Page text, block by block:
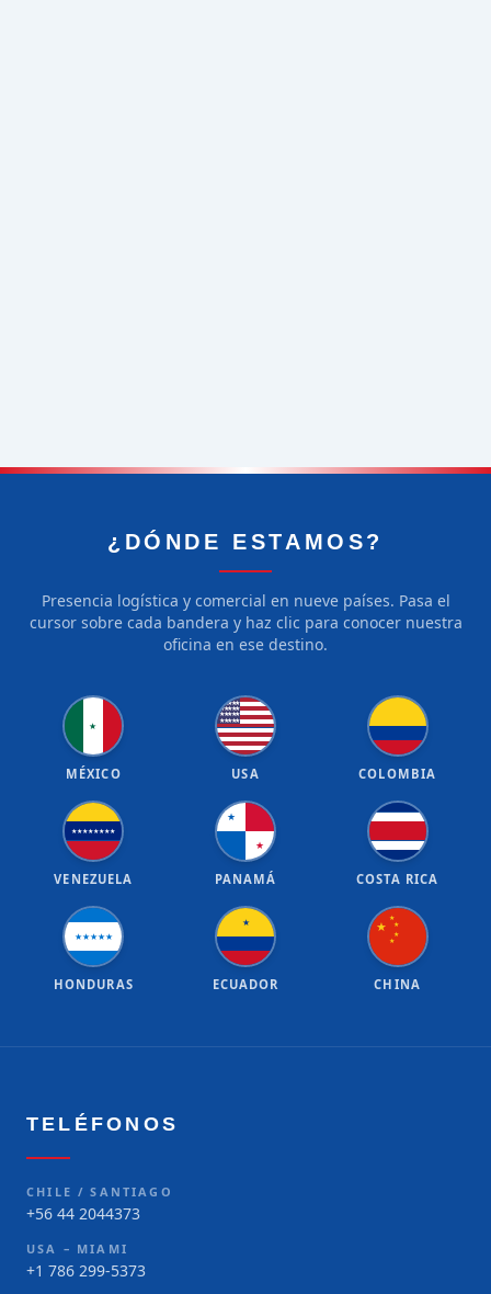
¿DÓNDE ESTAMOS?
Presencia logística y comercial en nueve países. Pasa el
cursor sobre cada bandera y haz clic para conocer nuestra
oficina en ese destino.
★
MÉXICO
★★★★★
★★★★★
★★★★★
★★★★★
USA COLOMBIA
★★★★★★★★
VENEZUELA
★
★
PANAMÁ COSTA RICA
★★★★★
HONDURAS
★
ECUADOR
★
★
★
★
★
CHINA
TELÉFONOS
CHILE / SANTIAGO
+56 44 2044373
USA – MIAMI
+1 786 299-5373